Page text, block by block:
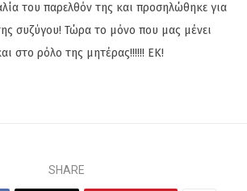
του παρελθόν της και προσηλώθηκε για
συζύγου! Τώρα το μόνο που μας μένει
στο ρόλο της μητέρας!!!!!! ΕΚ!
SHARE